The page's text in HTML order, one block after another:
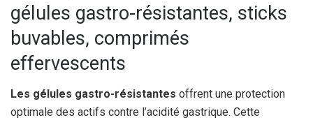
gélules gastro-résistantes, sticks
buvables, comprimés
effervescents
Les gélules gastro-résistantes offrent une protection
optimale des actifs contre l’acidité gastrique. Cette